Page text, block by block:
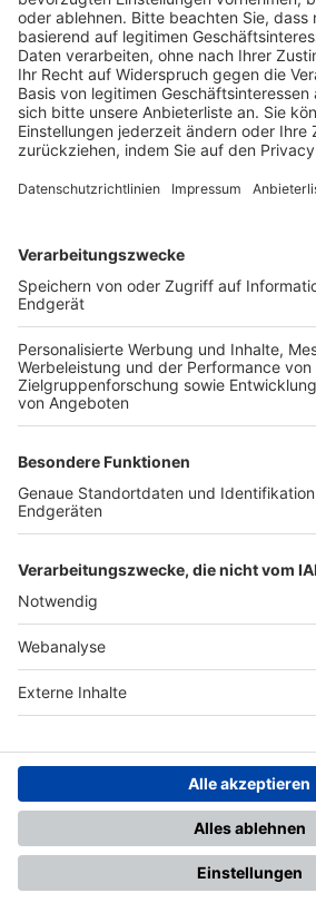
BFV-Geschäftsstellen
Trainerbörse
Login SpielPlus
FOLGE DEM BFV
TOP-VEREINE
TOP-PARTNER
Nutzungsbedingungen Datenschutz